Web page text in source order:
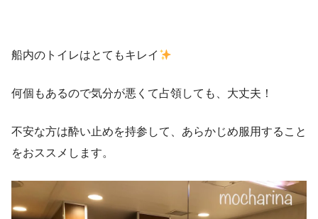
船内のトイレはとてもキレイ
何個もあるので気分が悪くて占領しても、大丈夫！
不安な方は酔い止めを持参して、あらかじめ服用すること
をおススメします。